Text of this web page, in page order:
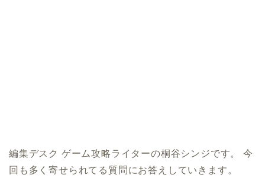
編集デスク ゲーム攻略ライターの桐谷シンジです。 今
回も多く寄せられてる質問にお答えしていきます。